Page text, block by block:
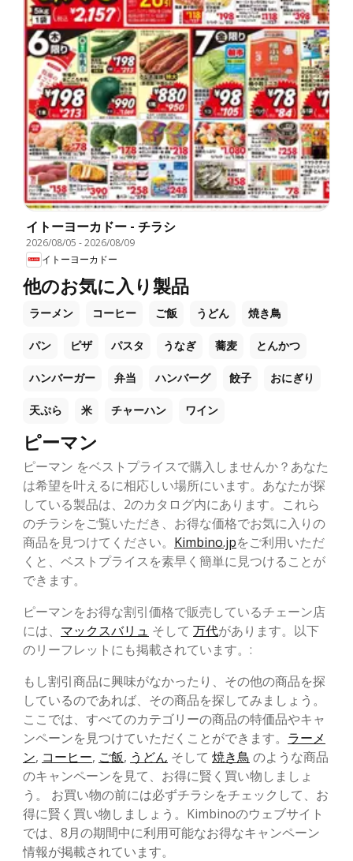
イトーヨーカドー - チラシ
2026/08/05 -2026/08/09
イトーヨーカドー
他のお気に入り製品
ラーメン コーヒー ご飯 うどん 焼き鳥
パン ピザ パスタ うなぎ 蕎麦 とんかつ
ハンバーガー 弁当 ハンバーグ 餃子 おにぎり
天ぷら 米 チャーハン ワイン
ピーマン
ピーマン をベストプライスで購入しませんか？あなた
は希望を叶えるに相応しい場所にいます。あなたが探
している製品は、2のカタログ内にあります。これら
のチラシをご覧いただき、お得な価格でお気に入りの
商品を見つけてください。 Kimbino.jpをご利用いただ
くと、ベストプライスを素早く簡単に見つけることが
できます。
ピーマンをお得な割引価格で販売しているチェーン店
には、 マックスバリュ そして 万代があります。以下
のリーフレットにも掲載されています。:
もし割引商品に興味がなかったり、その他の商品を探
しているのであれば、その商品を探してみましょう。
ここでは、すべてのカテゴリーの商品の特価品やキャ
ンペーンを見つけていただくことができます。 ラーメ
ン, コーヒー, ご飯, うどん そして 焼き鳥 のような商品
のキャンペーンを見て、お得に賢く買い物しましょ
う。 お買い物の前には必ずチラシをチェックして、お
得に賢く買い物しましょう。Kimbinoのウェブサイト
では、8月の期間中に利用可能なお得なキャンペーン
情報が掲載されています。